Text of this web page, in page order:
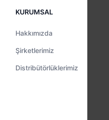
KURUMSAL
Hakkımızda
Şirketlerimiz
Distribütörlüklerimiz